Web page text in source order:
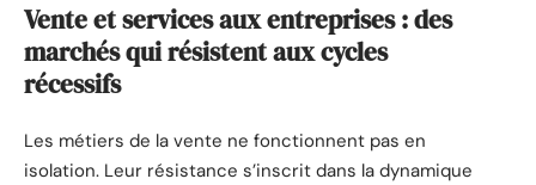
Vente et services aux entreprises : des
marchés qui résistent aux cycles
récessifs
Les métiers de la vente ne fonctionnent pas en
isolation. Leur résistance s’inscrit dans la dynamique